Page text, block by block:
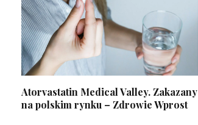
Atorvastatin Medical Valley. Zakazany
na polskim rynku – Zdrowie Wprost